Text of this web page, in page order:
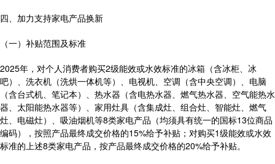
四、加力支持家电产品换新
（一）补贴范围及标准
2025年，对个人消费者购买2级能效或水效标准的冰箱（含冰柜、冰
吧）、洗衣机（洗烘一体机等）、电视机、空调（含中央空调）、电脑
（含台式机、笔记本）、热水器（含电热水器、燃气热水器、空气能热水
器、太阳能热水器等）、家用灶具（含集成灶、组合灶、智能灶、燃气
灶、电磁灶）、吸油烟机等8类家电产品（均须具有统一的国标13位商品
编码），按照产品最终成交价格的15%给予补贴；对购买1级能效或水效
标准的上述8类家电产品，按产品最终成交价格的20%给予补贴。